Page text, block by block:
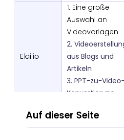
Elai.io
1. Eine große
Auswahl an
Videovorlagen
2.
aus Blogs und
Artikeln
3. PPT-zu-Video-
Konvertierung
1. Animierter KI-
Videogenerator
Auf dieser Seite